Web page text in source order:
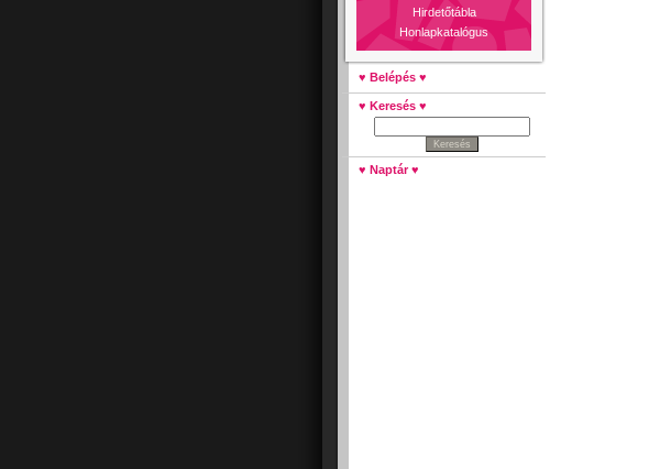
Hirdetőtábla
Honlapkatalógus
♥ Belépés ♥
♥ Keresés ♥
♥ Naptár ♥